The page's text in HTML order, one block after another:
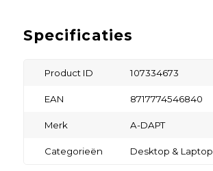
Specificaties
Product ID 107334673
EAN 8717774546840
Merk A-DAPT
Categorieën Desktop & Laptop,